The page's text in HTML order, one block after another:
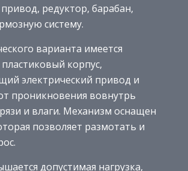
редуктор, барабан,
систему.
варианта имеется
корпус,
электрический привод и
проникновения вовнутрь
и влаги. Механизм оснащен
позволяет размотать и
допустимая нагрузка,